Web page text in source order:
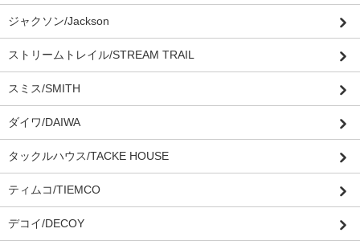
ジャクソン/Jackson
ストリームトレイル/STREAM TRAIL
スミス/SMITH
ダイワ/DAIWA
タックルハウス/TACKE HOUSE
ティムコ/TIEMCO
デコイ/DECOY